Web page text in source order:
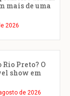
mais de uma
2026
Rio Preto? O
show em
de 2026